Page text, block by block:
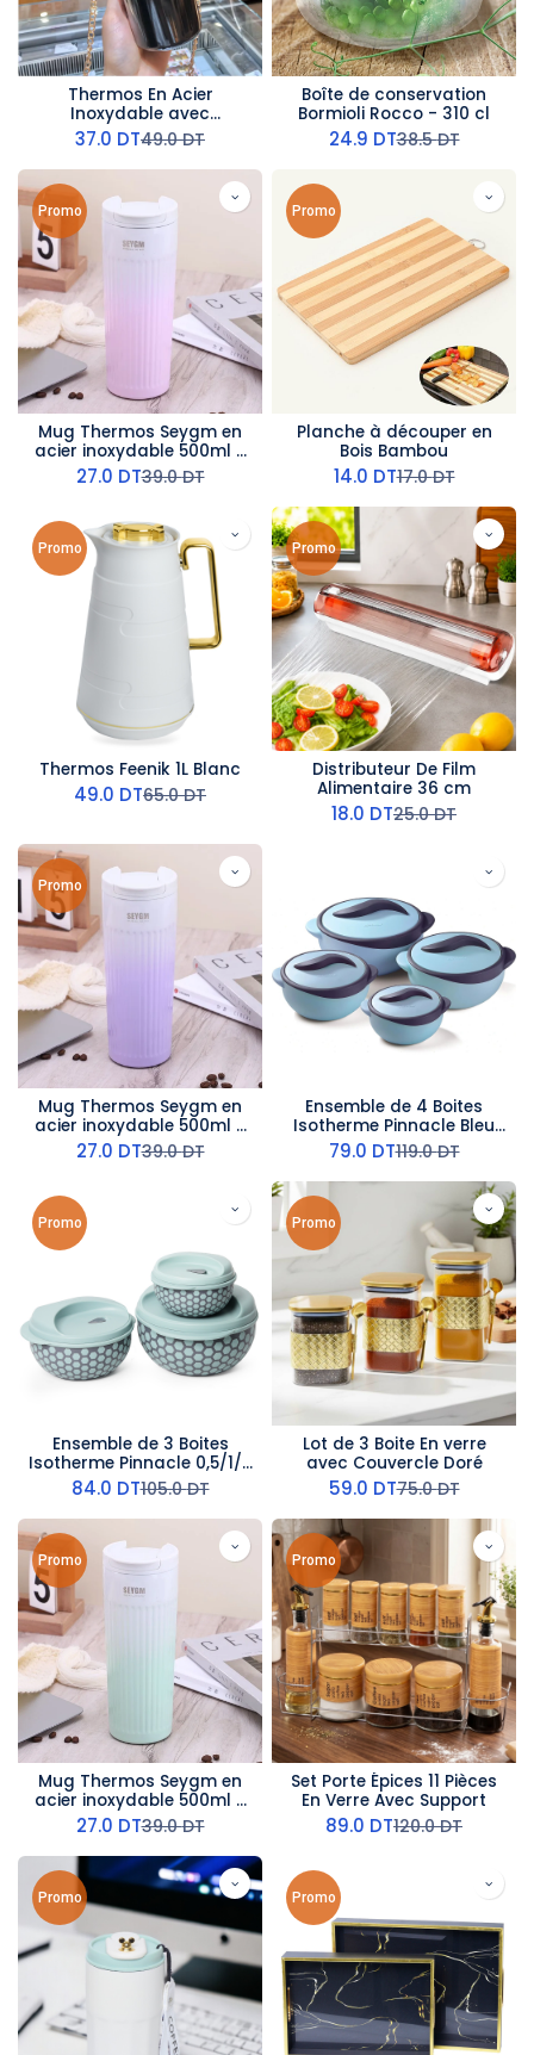
Thermos En Acier
Inoxydable avec
Bandoulière Noir 480ml
37.0 DT49.0DT
Boîte de conservation
Bormioli Rocco - 310 cl
24.9 DT38.5DT
Promo
Mug Thermos Seygm en
acier inoxydable 500ml -
Rose
27.0 DT39.0DT
Promo
Planche à découper en
Bois Bambou
14.0 DT17.0DT
Promo
Thermos Feenik 1L Blanc
49.0 DT65.0DT
Promo
Distributeur De Film
Alimentaire 36 cm
18.0 DT25.0DT
Promo
Mug Thermos Seygm en
acier inoxydable 500ml -
Violet
27.0 DT39.0DT
Ensemble de 4 Boites
Isotherme Pinnacle Bleu
Ciel
79.0 DT119.0DT
Promo
Ensemble de 3 Boites
Isotherme Pinnacle 0,5/1/2
L Vert
84.0 DT105.0DT
Promo
Lot de 3 Boite En verre
avec Couvercle Doré
59.0 DT75.0DT
Promo
Mug Thermos Seygm en
acier inoxydable 500ml -
Vert
27.0 DT39.0DT
Promo
Set Porte Épices 11 Pièces
En Verre Avec Support
89.0 DT120.0DT
Promo Promo